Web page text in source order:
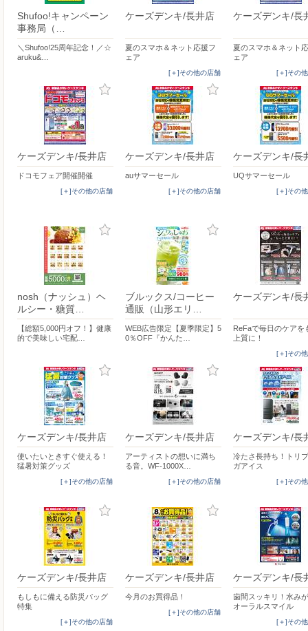
Shufoo!キャンペーン
事務局（…
＼Shufoo!25周年記念！／☆
aruku&…
ケーズデンキ/長井店
夏のスマホ＆ネット応援フ
ェア
[＋]その他の店舗
ケーズデンキ/長
夏のスマホ＆ネット
ェア
[＋]その
ケーズデンキ/長井店
ドコモフェア開催開催
[＋]その他の店舗
ケーズデンキ/長井店
auサマーセール
[＋]その他の店舗
ケーズデンキ/長
UQサマーセール
[＋]その
nosh（ナッシュ）ヘ
ルシー・糖質…
【総額5,000円オフ！】健康
的で美味しい宅配…
ブルックス/コーヒー
通販（山形エリ…
WEB広告限定【夏季限定】5
0％OFF『かんた…
ケーズデンキ/長
ReFaで毎日のケアを
上質に！
[＋]その
ケーズデンキ/長井店
使いたいときすぐ使える！
猛暑対策グッズ
[＋]その他の店舗
ケーズデンキ/長井店
アーティストの想いに満ち
る音。WF-1000X…
[＋]その他の店舗
ケーズデンキ/長
冷たさ長持ち！トリ
ガアイス
[＋]その
ケーズデンキ/長井店
もしもに備える防災バッグ
特集
[＋]その他の店舗
ケーズデンキ/長井店
今月のお買得品！
[＋]その他の店舗
ケーズデンキ/長
歯間スッキリ！水
オーラルスマイル
[＋]その